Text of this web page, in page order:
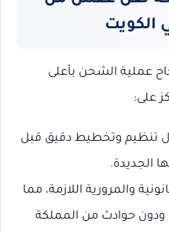
الكويت
عملية الشحن بأعلى
على:
تنظيم وتخطيط دقيق قبل
الجديدة.
والمرورية اللازمة، مما
حوادث من المملكة